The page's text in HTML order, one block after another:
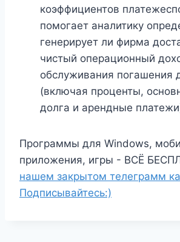
коэффициентов
помогает аналитику
генерирует ли фирма
чистый операционный
обслуживания погашения
(включая проценты,
долга и арендные
Программы для Windows,
приложения, игры - ВСЁ
нашем закрытом телеграмм
Подписывайтесь:)